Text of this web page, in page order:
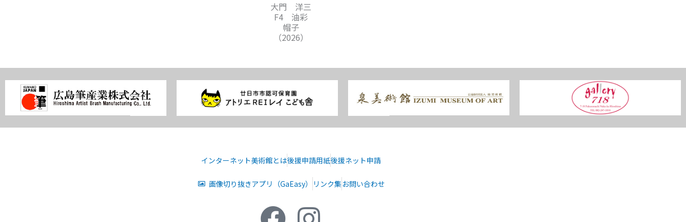
大門 洋三
F4 油彩
帽子
（2026）
インターネット美術館とは後援申請用紙後援ネット申請
画像切り抜きアプリ（GaEasy） リンク集 お問い合わせ